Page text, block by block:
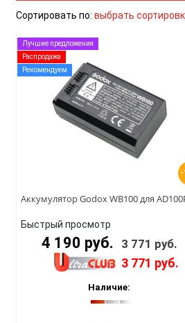
Сортировать по: выбрать
-
Лучшие предложения
Распродажа
Рекомендуем
Аккумулятор Godox WB100 для
Быстрый просмотр
4 190 руб. 3 771 руб.
3 771 руб.
Наличие: